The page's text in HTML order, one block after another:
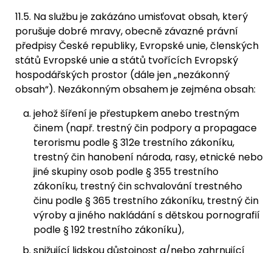
11.5. Na službu je zakázáno umisťovat obsah, který
porušuje dobré mravy, obecně závazné právní
předpisy České republiky, Evropské unie, členských
států Evropské unie a států tvořících Evropský
hospodářských prostor (dále jen „nezákonný
obsah“). Nezákonným obsahem je zejména obsah:
jehož šíření je přestupkem anebo trestným
činem (např. trestný čin podpory a propagace
terorismu podle § 312e trestního zákoníku,
trestný čin hanobení národa, rasy, etnické nebo
jiné skupiny osob podle § 355 trestního
zákoníku, trestný čin schvalování trestného
činu podle § 365 trestního zákoníku, trestný čin
výroby a jiného nakládání s dětskou pornografií
podle § 192 trestního zákoníku),